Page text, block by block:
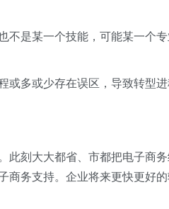
不是某一个技能，可能某一个
或多或少存在误区，导致转型
此刻大大都省、市都把电子商
商务支持。企业将来更快更好